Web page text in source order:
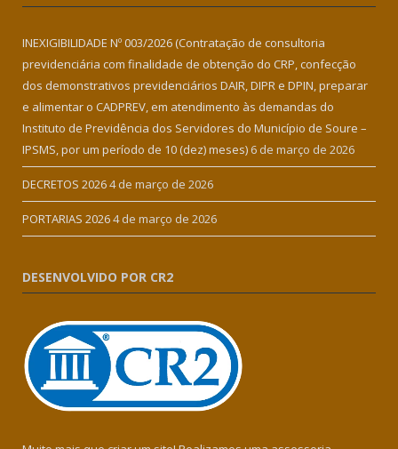
INEXIGIBILIDADE Nº 003/2026 (Contratação de consultoria
previdenciária com finalidade de obtenção do CRP, confecção
dos demonstrativos previdenciários DAIR, DIPR e DPIN, preparar
e alimentar o CADPREV, em atendimento às demandas do
Instituto de Previdência dos Servidores do Município de Soure –
IPSMS, por um período de 10 (dez) meses) 6 de março de 2026
DECRETOS 20264 de março de 2026
PORTARIAS 20264 de março de 2026
DESENVOLVIDO POR CR2